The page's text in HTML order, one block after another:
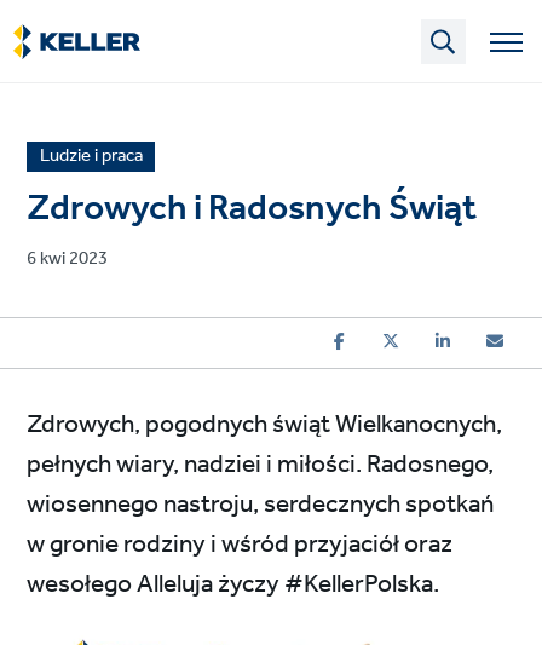
Skip
to
main
News
article
category
Ludzie i praca
Zdrowych i Radosnych Świąt
Published
6 kwi 2023
Zdrowych, pogodnych świąt Wielkanocnych,
pełnych wiary, nadziei i miłości. Radosnego,
wiosennego nastroju, serdecznych spotkań
w gronie rodziny i wśród przyjaciół oraz
wesołego Alleluja życzy #KellerPolska.